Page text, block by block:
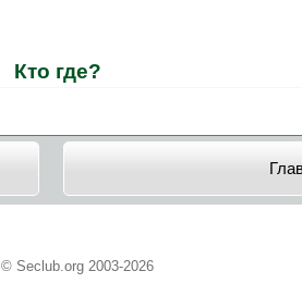
Кто где?
© Seclub.org 2003-2026